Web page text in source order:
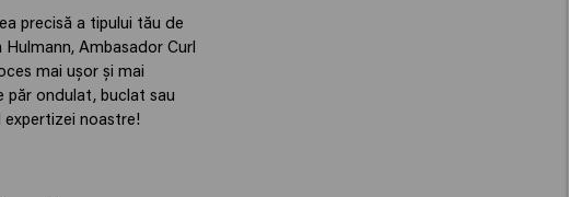
precisă a tipului tău de
Ambasador Curl
mai ușor și mai
păr ondulat, buclat sau
noastre!